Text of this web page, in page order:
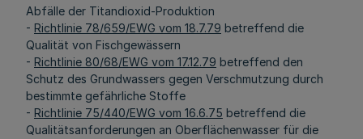
Abfälle der Titandioxid-Produktion
- Richtlinie 78/659/EWG vom 18.7.79 betreffend die
Qualität von Fischgewässern
- Richtlinie 80/68/EWG vom 17.12.79 betreffend den
Schutz des Grundwassers gegen Verschmutzung durch
bestimmte gefährliche Stoffe
- Richtlinie 75/440/EWG vom 16.6.75 betreffend die
Qualitätsanforderungen an Oberflächenwasser für die